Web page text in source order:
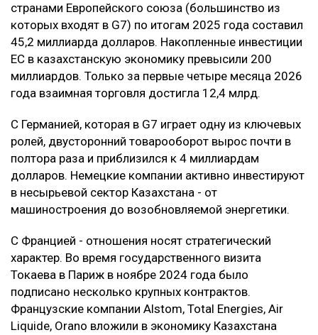
странами Европейского союза (большинство из
которых входят в G7) по итогам 2025 года составил
45,2 миллиарда долларов. Накопленные инвестиции
ЕС в казахстанскую экономику превысили 200
миллиардов. Только за первые четыре месяца 2026
года взаимная торговля достигла 12,4 млрд.
С Германией, которая в G7 играет одну из ключевых
ролей, двусторонний товарооборот вырос почти в
полтора раза и приблизился к 4 миллиардам
долларов. Немецкие компании активно инвестируют
в несырьевой сектор Казахстана - от
машиностроения до возобновляемой энергетики.
С Францией - отношения носят стратегический
характер. Во время государственного визита
Токаева в Париж в ноябре 2024 года было
подписано несколько крупных контрактов.
Французские компании Alstom, Total Energies, Air
Liquide, Orano вложили в экономику Казахстана